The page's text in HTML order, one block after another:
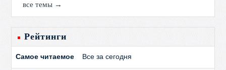
все темы →
Рейтинги
Самое читаемое Все за сегодня